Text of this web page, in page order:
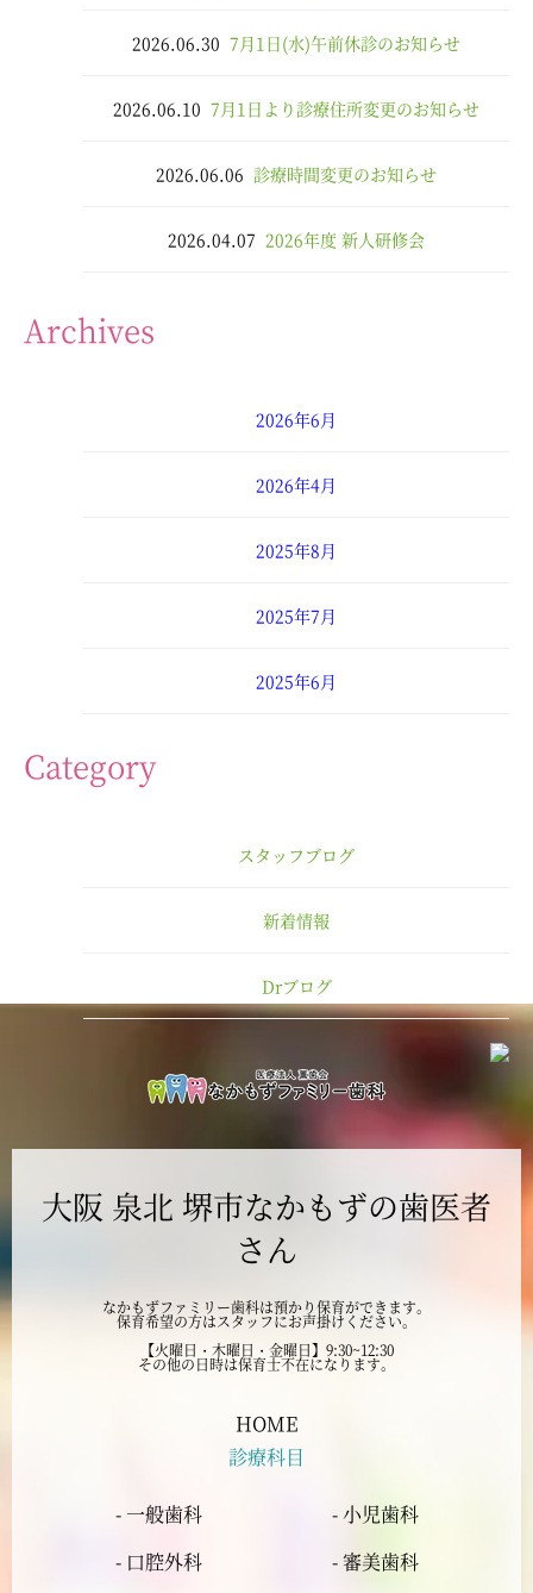
2026.06.30 7月1日(水)午前休診のお知らせ
2026.06.10 7月1日より診療住所変更のお知らせ
2026.06.06 診療時間変更のお知らせ
2026.04.07 2026年度 新人研修会
Archives
2026年6月
2026年4月
2025年8月
2025年7月
2025年6月
2024年12月
2024年11月
2024年9月
2024年8月
2024年7月
2024年5月
Category
スタッフブログ
新着情報
Drブログ
大阪 泉北 堺市なかもずの歯医者
さん
なかもずファミリー歯科は預かり保育ができます。
保育希望の方はスタッフにお声掛けください。
【火曜日・木曜日・金曜日】9:30~12:30
その他の日時は保育士不在になります。
HOME
診療科目
- 一般歯科
- 小児歯科
- 口腔外科
- 審美歯科